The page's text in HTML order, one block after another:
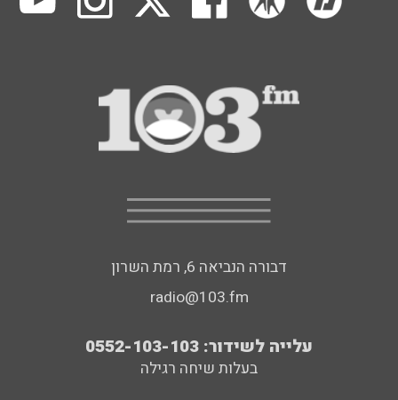
דבורה הנביאה 6, רמת השרון
radio@103.fm
עלייה לשידור: 0552-103-103
בעלות שיחה רגילה